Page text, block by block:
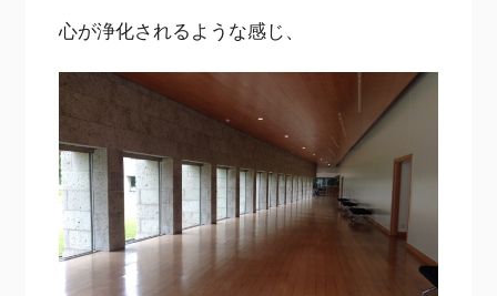
心が浄化されるような感じ、